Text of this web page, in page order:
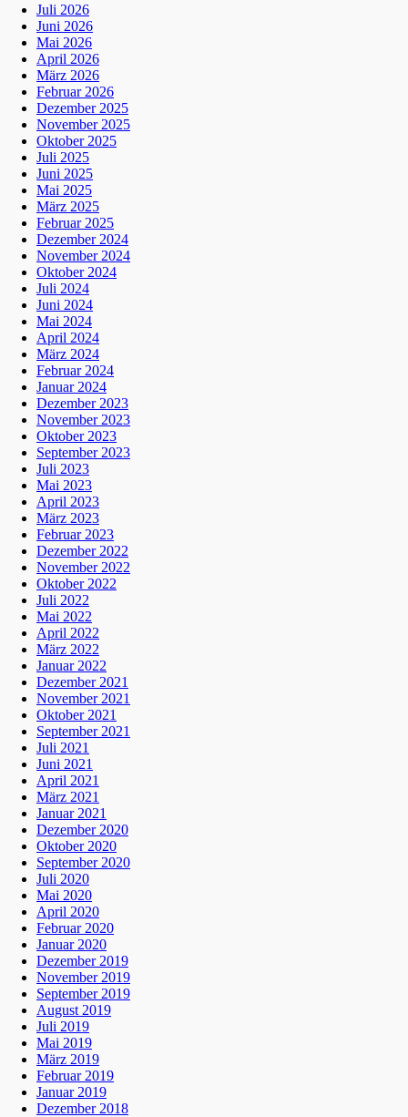
Juli 2026
Juni 2026
Mai 2026
April 2026
März 2026
Februar 2026
Dezember 2025
November 2025
Oktober 2025
Juli 2025
Juni 2025
Mai 2025
März 2025
Februar 2025
Dezember 2024
November 2024
Oktober 2024
Juli 2024
Juni 2024
Mai 2024
April 2024
März 2024
Februar 2024
Januar 2024
Dezember 2023
November 2023
Oktober 2023
September 2023
Juli 2023
Mai 2023
April 2023
März 2023
Februar 2023
Dezember 2022
November 2022
Oktober 2022
Juli 2022
Mai 2022
April 2022
März 2022
Januar 2022
Dezember 2021
November 2021
Oktober 2021
September 2021
Juli 2021
Juni 2021
April 2021
März 2021
Januar 2021
Dezember 2020
Oktober 2020
September 2020
Juli 2020
Mai 2020
April 2020
Februar 2020
Januar 2020
Dezember 2019
November 2019
September 2019
August 2019
Juli 2019
Mai 2019
März 2019
Februar 2019
Januar 2019
Dezember 2018